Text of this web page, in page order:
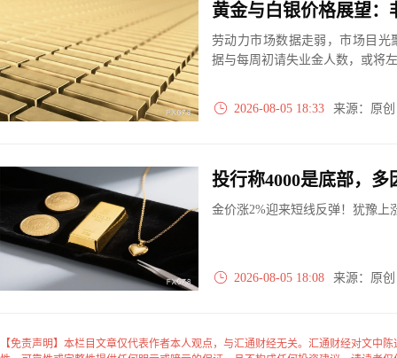
劳动力市场数据走弱，市场目光
据与每周初请失业金人数，或将
2026-08-05 18:33 来源：原
投行称4000是底部，
金价涨2%迎来短线反弹！犹豫上
2026-08-05 18:08 来源：原
【免责声明】本栏目文章仅代表作者本人观点，与汇通财经无关。汇通财经对文中